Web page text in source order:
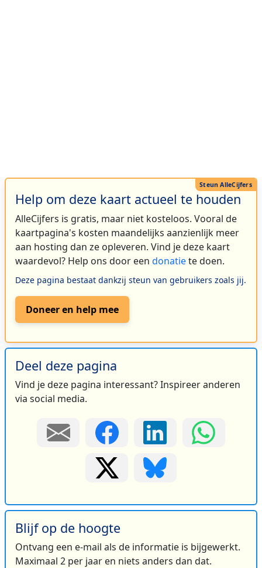
Help om deze kaart actueel te houden
AlleCijfers is gratis, maar niet kosteloos. Vooral de
kaartpagina's kosten maandelijks aanzienlijk meer
aan hosting dan ze opleveren. Vind je deze kaart
waardevol? Help ons door een donatiete doen.
Deze pagina bestaat dankzij steun van gebruikers zoals jij.
Doneer en help mee
Deel deze pagina
Vind je deze pagina interessant? Inspireer anderen
via social media.
Blijf op de hoogte
Ontvang een e-mail als de informatie is bijgewerkt.
Maximaal 2 per jaar en niets anders dan dat.